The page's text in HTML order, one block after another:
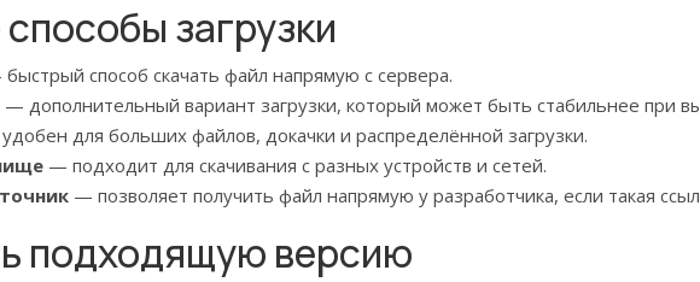
загрузки
способ скачать файл напрямую с сервера.
— дополнительный вариант загрузки, который может быть стабильнее при
для больших файлов, докачки и распределённой загрузки.
— подходит для скачивания с разных устройств и сетей.
— позволяет получить файл напрямую у разработчика, если такая
подходящую версию